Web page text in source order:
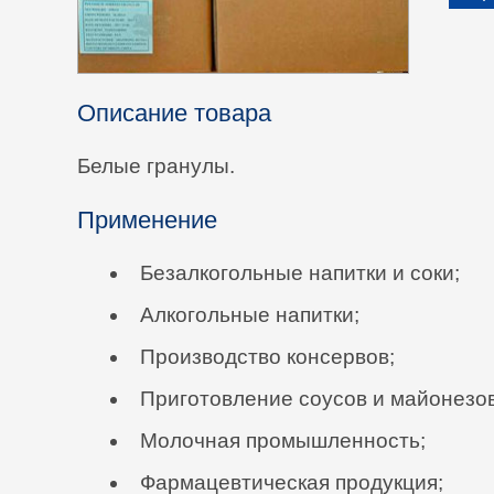
Описание товара
Белые гранулы.
Применение
Безалкогольные напитки и соки;
Алкогольные напитки;
Производство консервов;
Приготовление соусов и
Молочная промышленность;
Фармацевтическая продукция;